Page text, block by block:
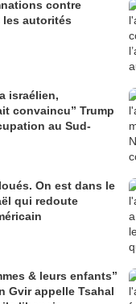
contre
les autorités
israélien,
convaincu” Trump
au Sud-
On est dans le
qui redoute
& leurs enfants”
Gvir appelle Tsahal